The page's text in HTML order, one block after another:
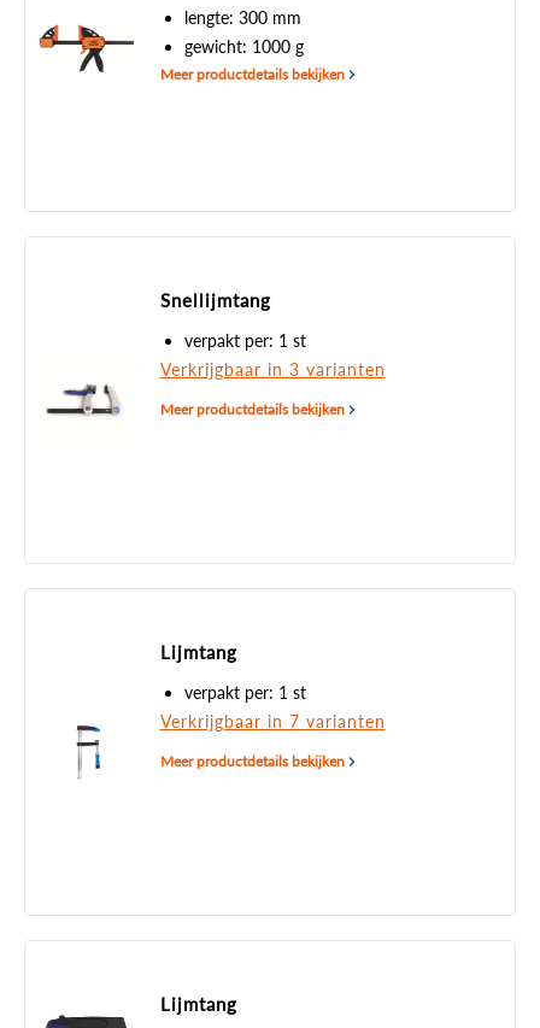
lengte: 300 mm
gewicht: 1000 g
Meer productdetails bekijken
Snellijmtang
verpakt per: 1 st
Verkrijgbaar in 3 varianten
Meer productdetails bekijken
Lijmtang
verpakt per: 1 st
Verkrijgbaar in 7 varianten
Meer productdetails bekijken
Lijmtang